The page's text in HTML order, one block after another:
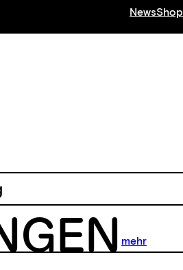
NewsShop
mehr